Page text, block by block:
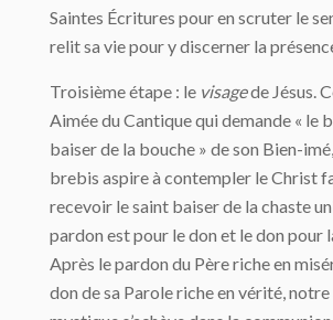
Saintes Écritures pour en scruter le
relit sa vie pour y discerner la
Troisième étape : le visagede Jésus.
Aimée du Cantique qui demande « le
baiser de la bouche » de son Bien-
brebis aspire à contempler le Christ
recevoir le saint baiser de la chaste
pardon est pour le don et le don pour
Après le pardon du Père riche en
don de sa Parole riche en vérité, notre